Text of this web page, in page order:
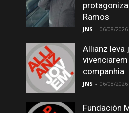
Ramos
JNS - 06/08/2026
Allianz leva
companhia
JNS - 06/08/2026
Fundación